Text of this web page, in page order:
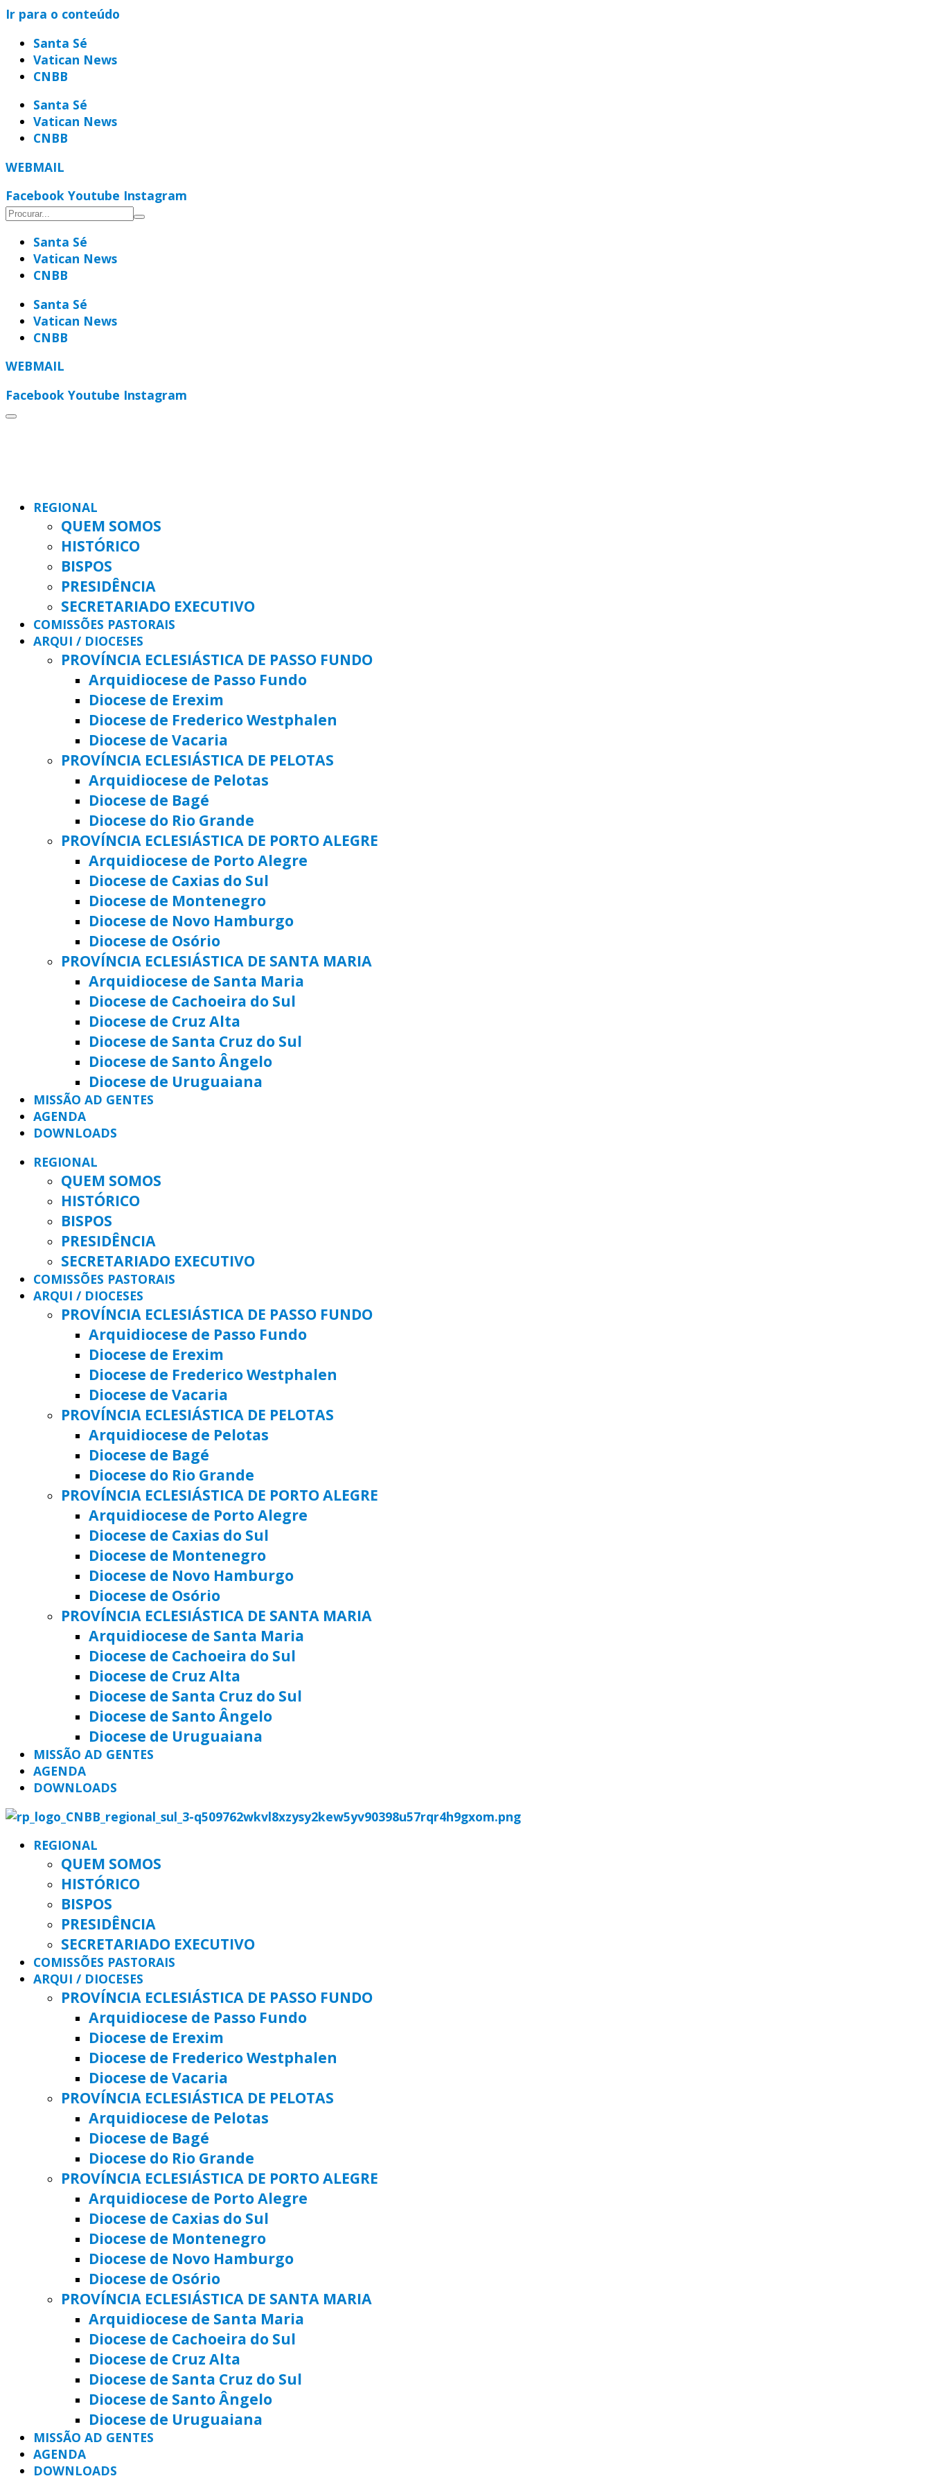
Ir para o conteúdo
Santa Sé
Vatican News
CNBB
Santa Sé
Vatican News
CNBB
WEBMAIL
Facebook Youtube Instagram
Santa Sé
Vatican News
CNBB
Santa Sé
Vatican News
CNBB
WEBMAIL
Facebook Youtube Instagram
REGIONAL
QUEM SOMOS
HISTÓRICO
BISPOS
PRESIDÊNCIA
SECRETARIADO EXECUTIVO
COMISSÕES PASTORAIS
ARQUI / DIOCESES
PROVÍNCIA ECLESIÁSTICA DE PASSO FUNDO
Arquidiocese de Passo Fundo
Diocese de Erexim
Diocese de Frederico Westphalen
Diocese de Vacaria
PROVÍNCIA ECLESIÁSTICA DE PELOTAS
Arquidiocese de Pelotas
Diocese de Bagé
Diocese do Rio Grande
PROVÍNCIA ECLESIÁSTICA DE PORTO ALEGRE
Arquidiocese de Porto Alegre
Diocese de Caxias do Sul
Diocese de Montenegro
Diocese de Novo Hamburgo
Diocese de Osório
PROVÍNCIA ECLESIÁSTICA DE SANTA MARIA
Arquidiocese de Santa Maria
Diocese de Cachoeira do Sul
Diocese de Cruz Alta
Diocese de Santa Cruz do Sul
Diocese de Santo Ângelo
Diocese de Uruguaiana
MISSÃO AD GENTES
AGENDA
DOWNLOADS
REGIONAL
QUEM SOMOS
HISTÓRICO
BISPOS
PRESIDÊNCIA
SECRETARIADO EXECUTIVO
COMISSÕES PASTORAIS
ARQUI / DIOCESES
PROVÍNCIA ECLESIÁSTICA DE PASSO FUNDO
Arquidiocese de Passo Fundo
Diocese de Erexim
Diocese de Frederico Westphalen
Diocese de Vacaria
PROVÍNCIA ECLESIÁSTICA DE PELOTAS
Arquidiocese de Pelotas
Diocese de Bagé
Diocese do Rio Grande
PROVÍNCIA ECLESIÁSTICA DE PORTO ALEGRE
Arquidiocese de Porto Alegre
Diocese de Caxias do Sul
Diocese de Montenegro
Diocese de Novo Hamburgo
Diocese de Osório
PROVÍNCIA ECLESIÁSTICA DE SANTA MARIA
Arquidiocese de Santa Maria
Diocese de Cachoeira do Sul
Diocese de Cruz Alta
Diocese de Santa Cruz do Sul
Diocese de Santo Ângelo
Diocese de Uruguaiana
MISSÃO AD GENTES
AGENDA
DOWNLOADS
REGIONAL
QUEM SOMOS
HISTÓRICO
BISPOS
PRESIDÊNCIA
SECRETARIADO EXECUTIVO
COMISSÕES PASTORAIS
ARQUI / DIOCESES
PROVÍNCIA ECLESIÁSTICA DE PASSO FUNDO
Arquidiocese de Passo Fundo
Diocese de Erexim
Diocese de Frederico Westphalen
Diocese de Vacaria
PROVÍNCIA ECLESIÁSTICA DE PELOTAS
Arquidiocese de Pelotas
Diocese de Bagé
Diocese do Rio Grande
PROVÍNCIA ECLESIÁSTICA DE PORTO ALEGRE
Arquidiocese de Porto Alegre
Diocese de Caxias do Sul
Diocese de Montenegro
Diocese de Novo Hamburgo
Diocese de Osório
PROVÍNCIA ECLESIÁSTICA DE SANTA MARIA
Arquidiocese de Santa Maria
Diocese de Cachoeira do Sul
Diocese de Cruz Alta
Diocese de Santa Cruz do Sul
Diocese de Santo Ângelo
Diocese de Uruguaiana
MISSÃO AD GENTES
AGENDA
DOWNLOADS